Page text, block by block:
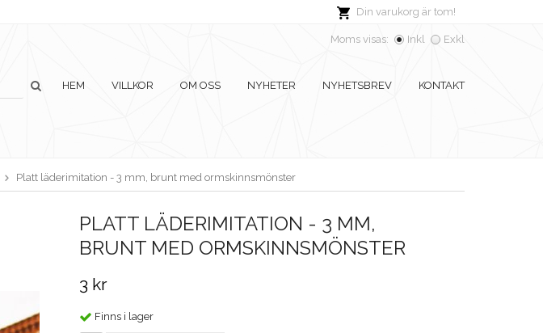
Din varukorg är tom!
Moms visas: Inkl Exkl
HEM VILLKOR OM OSS NYHETER NYHETSBREV KONTAKT
Platt läderimitation - 3 mm, brunt med ormskinnsmönster
PLATT LÄDERIMITATION - 3 MM,
BRUNT MED ORMSKINNSMÖNSTER
3 kr
Finns i lager